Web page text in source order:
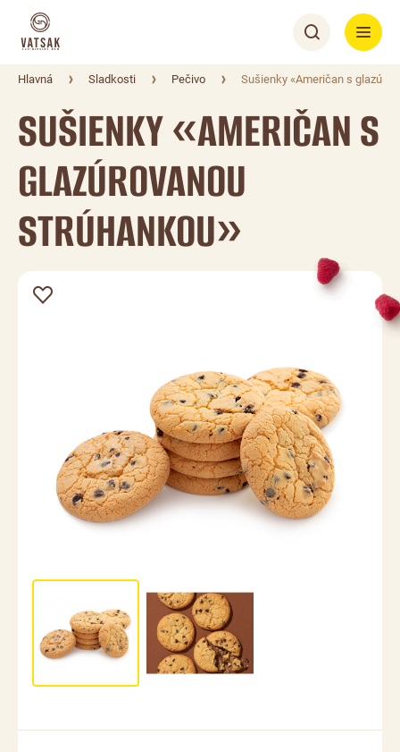
Hlavná Sladkosti Pečivo Sušienky «Američan s
SUŠIENKY «AMERIČAN S
GLAZÚROVANOU
STRÚHANKOU»